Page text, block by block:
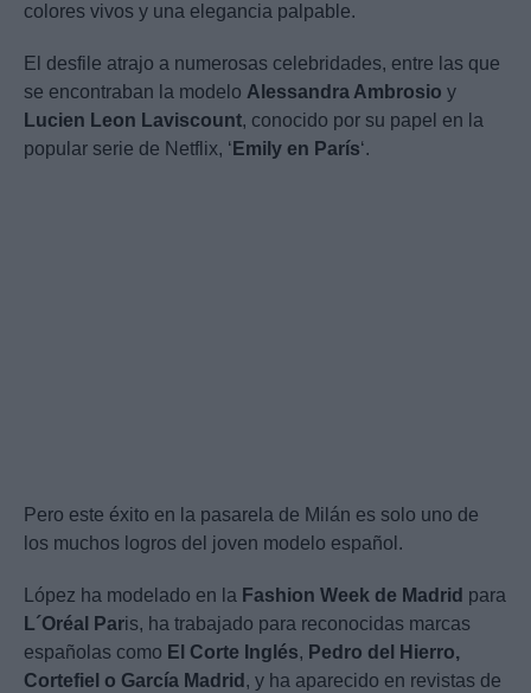
colores vivos y una elegancia palpable.
El desfile atrajo a numerosas celebridades, entre las que
se encontraban la modelo Alessandra Ambrosio y
Lucien Leon Laviscount, conocido por su papel en la
popular serie de Netflix, ‘ Emily en París‘.
Pero este éxito en la pasarela de Milán es solo uno de
los muchos logros del joven modelo español.
López ha modelado en la Fashion Week de Madrid para
L´Oréal Paris, ha trabajado para reconocidas marcas
españolas como El Corte Inglés, Pedro del Hierro,
Cortefiel o García Madrid , y ha aparecido en revistas de